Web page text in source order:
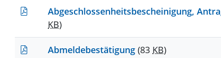
Abgeschlossenheitsbescheinigung,
KB)
Abmeldebestätigung (83 KB)